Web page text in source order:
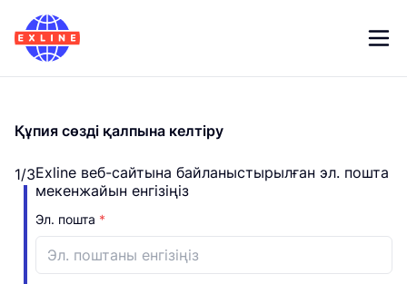
Құпия сөзді қалпына келтіру
1/3Exline веб-сайтына байланыстырылған эл. пошта
мекенжайын енгізіңіз
Эл. пошта *